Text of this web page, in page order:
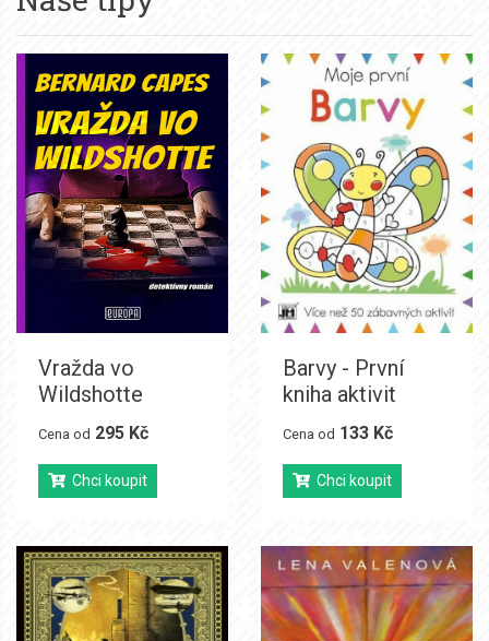
Vražda vo
Wildshotte
Cena od 295 Kč
Chci koupit
Barvy - První
kniha aktivit
Cena od 133 Kč
Chci koupit